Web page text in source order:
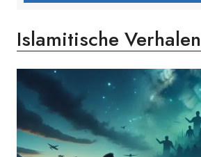
Islamitische Verhalen